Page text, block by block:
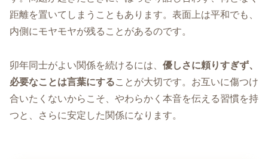
距離を置いてしまうこともあります。表面上は平和でも、
内側にモヤモヤが残ることがあるのです。
卯年同士がよい関係を続けるには、 優しさに頼りすぎず、
必要なことは言葉にすることが大切です。お互いに傷つけ
合いたくないからこそ、やわらかく本音を伝える習慣を持
つと、さらに安定した関係になります。